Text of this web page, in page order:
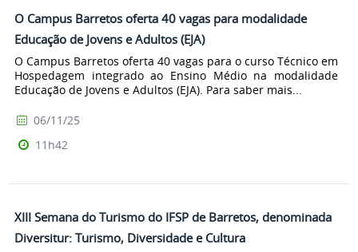
O Campus Barretos oferta 40 vagas para modalidade
Educação de Jovens e Adultos (EJA)
O Campus Barretos oferta 40 vagas para o curso Técnico em
Hospedagem integrado ao Ensino Médio na modalidade
Educação de Jovens e Adultos (EJA). Para saber mais...
06/11/25
11h42
XIII Semana do Turismo do IFSP de Barretos, denominada
Diversitur: Turismo, Diversidade e Cultura